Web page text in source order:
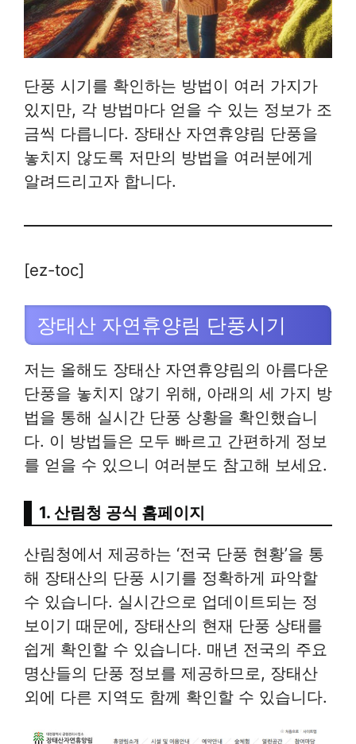
단풍 시기를 확인하는 방법이 여러 가지가
있지만, 각 방법마다 얻을 수 있는 정보가 조
금씩 다릅니다. 장태산 자연휴양림 단풍을
놓치지 않도록 저만의 방법을 여러분에게
알려드리고자 합니다.
[ez-toc]
장태산 자연휴양림 단풍시기
저는 올해도 장태산 자연휴양림의 아름다운
단풍을 놓치지 않기 위해, 아래의 세 가지 방
법을 통해 실시간 단풍 상황을 확인했습니
다. 이 방법들은 모두 빠르고 간편하게 정보
를 얻을 수 있으니 여러분도 참고해 보세요.
1. 산림청 공식 홈페이지
산림청에서 제공하는 ‘전국 단풍 현황’을 통
해 장태산의 단풍 시기를 정확하게 파악할
수 있습니다. 실시간으로 업데이트되는 정
보이기 때문에, 장태산의 현재 단풍 상태를
쉽게 확인할 수 있습니다. 매년 전국의 주요
명산들의 단풍 정보를 제공하므로, 장태산
외에 다른 지역도 함께 확인할 수 있습니다.